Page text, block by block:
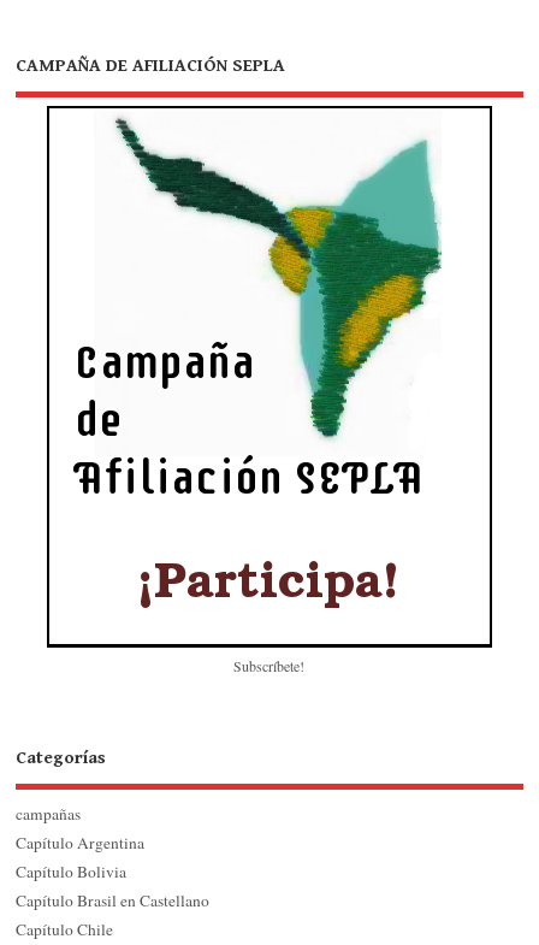
CAMPAÑA DE AFILIACIÓN SEPLA
Subscríbete!
Categorías
campañas
Capítulo Argentina
Capítulo Bolivia
Capítulo Brasil en Castellano
Capítulo Chile